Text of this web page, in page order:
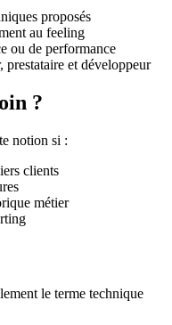
proposés
au feeling
ou de performance
prestataire et développeur
?
notion si :
clients
métier
le terme technique